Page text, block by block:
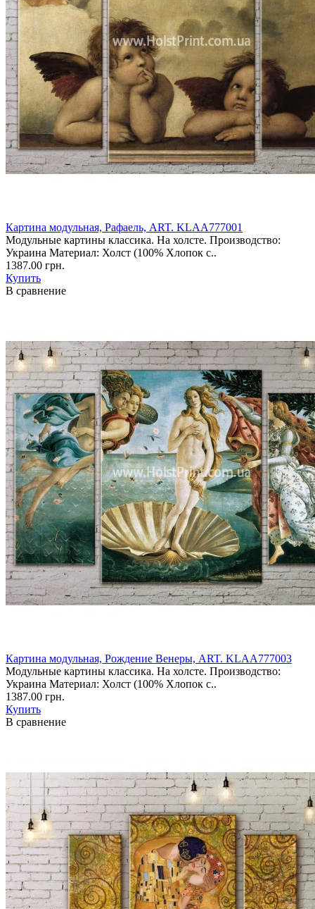
Картина модульная, Рафаель, ART. KLAA777001
Модульные картины классика. На холсте. Производство:
Украина Материал: Холст (100% Хлопок с..
1387.00 грн.
Купить
В сравнение
Картина модульная, Рождение Венеры, ART. KLAA777003
Модульные картины классика. На холсте. Производство:
Украина Материал: Холст (100% Хлопок с..
1387.00 грн.
Купить
В сравнение